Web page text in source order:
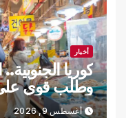
أخبار
كوريا
وطلب قوي
أغسطس 9, 2026